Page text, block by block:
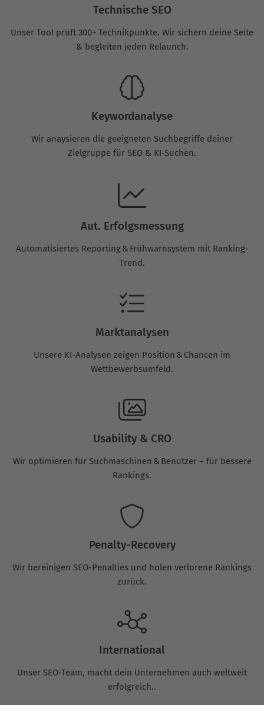
Technische SEO
Unser Tool prüft 300+ Technikpunkte. Wir sichern deine Seite
& begleiten jeden Relaunch.
Keywordanalyse
Wir anaysieren die geeigneten Suchbegriffe deiner
Zielgruppe für SEO & KI-Suchen.
Aut. Erfolgsmessung
Automatisiertes Reporting & Frühwarnsystem mit Ranking-
Trend.
Marktanalysen
Unsere KI-Analysen zeigen Position & Chancen im
Wettbewerbsumfeld.
Usability & CRO
Wir optimieren für Suchmaschinen & Benutzer – für bessere
Rankings.
Penalty-Recovery
Wir bereinigen SEO-Penalties und holen verlorene Rankings
zurück.
International
Unser SEO-Team, macht dein Unternehmen auch weltweit
erfolgreich..